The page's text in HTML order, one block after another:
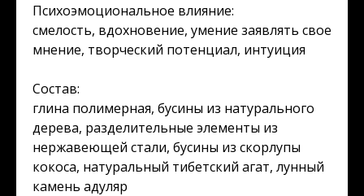
Психоэмоциональное влияние:
смелость, вдохновение, умение заявлять свое
мнение, творческий потенциал, интуиция
Состав:
глина полимерная, бусины из натурального
дерева, разделительные элементы из
нержавеющей стали, бусины из скорлупы
кокоса, натуральный тибетский агат, лунный
камень адуляр